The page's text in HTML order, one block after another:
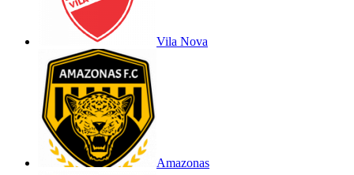
Vila Nova
Amazonas